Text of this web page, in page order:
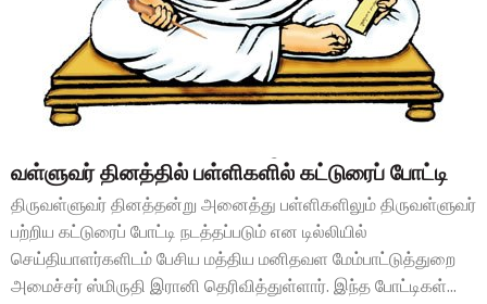
வள்ளுவர் தினத்தில் பள்ளிகளில் கட்டுரைப் போட்டி
திருவள்ளுவர் தினத்தன்று அனைத்து பள்ளிகளிலும் திருவள்ளுவர்
பற்றிய கட்டுரைப் போட்டி நடத்தப்படும் என டில்லியில்
செய்தியாளர்களிடம் பேசிய மத்திய மனிதவள மேம்பாட்டுத்துறை
அமைச்சர் ஸ்மிருதி இரானி தெரிவித்துள்ளார். இந்த போட்டிகள்...